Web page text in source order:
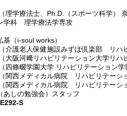
理学療法士、Ph.D.（スポーツ科学）
学科 理学療法学専攻
（i-soul works）
介護老人保健施設みずほ倶楽部 リハ
大阪河﨑リハビリテーション大学リハ
四條畷学園大学 リハビリテーション学
関西メディカル病院 リハビリテーシ
関西メディカル病院 リハビリテーシ
あしの勉強会）スタッフ
S